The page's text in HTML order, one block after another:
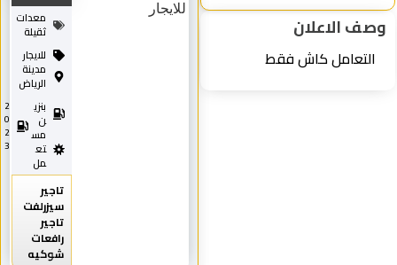
الاعلان
التعامل كاش فقط
معدات
ثقيلة
للايجار
مدينة
الرياض
بنزي
ن
تع
0
2
تاجير
سيزرلفت
تاجير
رافعات
شوكيه